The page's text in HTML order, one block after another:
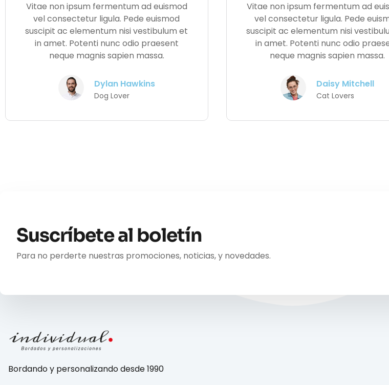
Vitae non ipsum fermentum ad euismod
vel consectetur ligula. Pede euismod
suscipit ac elementum nisi vestibulum et
in amet. Potenti nunc odio praesent
neque magnis sapien massa.
Dylan Hawkins
Dog Lover
Vitae non ipsum fermentum ad
vel consectetur ligula. Pede
suscipit ac elementum nisi
in amet. Potenti nunc odio
neque magnis sapien massa.
Daisy Mitchell
Cat Lovers
Suscríbete al boletín
Para no perderte nuestras promociones, noticias, y novedades.
Bordando y personalizando desde 1990